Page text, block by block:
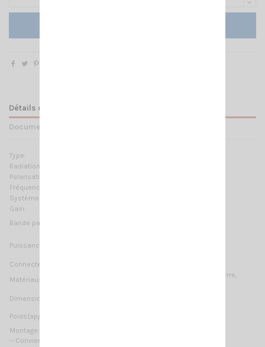
Détails du produit
Documents joints
Type:
Radiation:
Polarisation:
Fréquences:
Systèmes:
Gain:
Bande passante:
Puissance Max:
Connecteur:
Matériaux:
Aluminium, Cuivre, Acier galvanisé, Fibre de verre,
Dimension(approx):
Poids(approx):
Montage:
-- Convient pour balcon et installation temporaire --